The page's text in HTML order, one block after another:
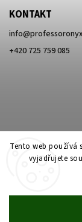
Tento web používá
vyjadřujete
KONTAKT
info@
+420 725 759 085